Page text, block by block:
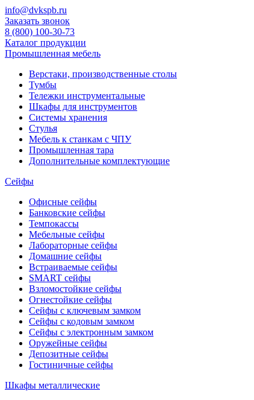
info@dvkspb.ru
Заказать звонок
8 (800) 100-30-73
Каталог продукции
Промышленная мебель
Верстаки, производственные столы
Тумбы
Тележки инструментальные
Шкафы для инструментов
Системы хранения
Стулья
Мебель к станкам с ЧПУ
Промышленная тара
Дополнительные комплектующие
Сейфы
Офисные сейфы
Банковские сейфы
Темпокассы
Мебельные сейфы
Лабораторные сейфы
Домашние сейфы
Встраиваемые сейфы
SMART сейфы
Взломостойкие сейфы
Огнестойкие сейфы
Сейфы с ключевым замком
Сейфы с кодовым замком
Сейфы с электронным замком
Оружейные сейфы
Депозитные сейфы
Гостиничные сейфы
Шкафы металлические